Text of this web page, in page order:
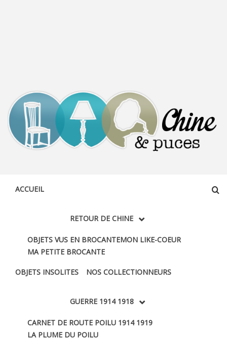
ACCUEIL
RETOUR DE CHINE
OBJETS VUS EN BROCANTEMON LIKE-COEUR
MA PETITE BROCANTE
OBJETS INSOLITES NOS COLLECTIONNEURS
GUERRE 1914 1918
CARNET DE ROUTE POILU 1914 1919
LA PLUME DU POILU